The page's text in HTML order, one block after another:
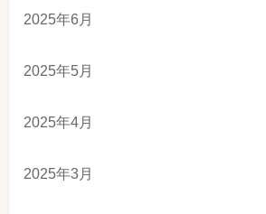
2025年6月
2025年5月
2025年4月
2025年3月